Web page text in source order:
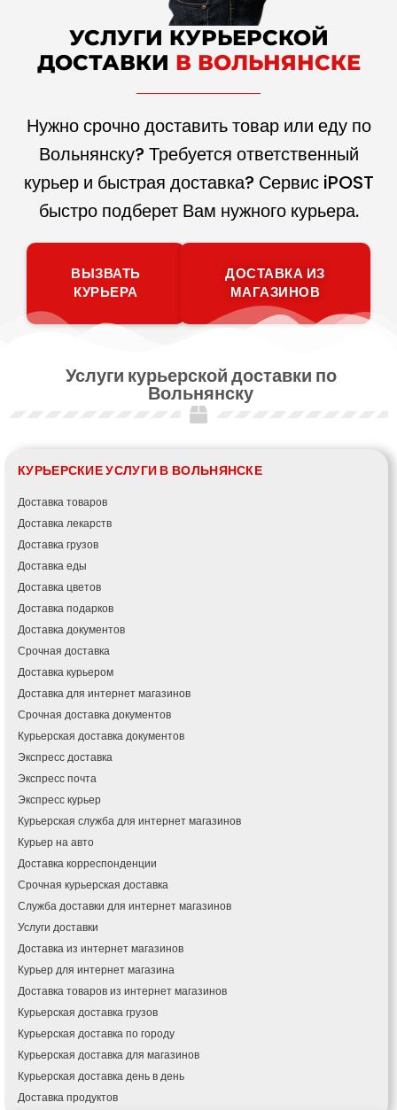
УСЛУГИ КУРЬЕРСКОЙ
ДОСТАВКИ В ВОЛЬНЯНСКЕ
Нужно срочно доставить товар или еду по
Вольнянску? Требуется ответственный
курьер и быстрая доставка? Сервис iPOST
быстро подберет Вам нужного курьера.
ВЫЗВАТЬ
КУРЬЕРА
ДОСТАВКА ИЗ
МАГАЗИНОВ
Услуги курьерской доставки по
Вольнянску
КУРЬЕРСКИЕ УСЛУГИ В ВОЛЬНЯНСКЕ
Доставка товаров
Доставка лекарств
Доставка грузов
Доставка еды
Доставка цветов
Доставка подарков
Доставка документов
Срочная доставка
Доставка курьером
Доставка для интернет магазинов
Срочная доставка документов
Курьерская доставка документов
Экспресс доставка
Экспресс почта
Экспресс курьер
Курьерская служба для интернет магазинов
Курьер на авто
Доставка корреспонденции
Срочная курьерская доставка
Служба доставки для интернет магазинов
Услуги доставки
Доставка из интернет магазинов
Курьер для интернет магазина
Доставка товаров из интернет магазинов
Курьерская доставка грузов
Курьерская доставка по городу
Курьерская доставка для магазинов
Курьерская доставка день в день
Доставка продуктов